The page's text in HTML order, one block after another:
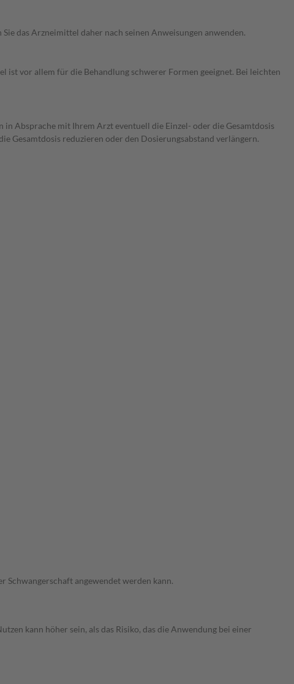
das Arzneimittel daher nach seinen Anweisungen anwenden.
ist vor allem für die Behandlung schwerer Formen geeignet. Bei leichten
Absprache mit Ihrem Arzt eventuell die Einzel- oder die Gesamtdosis
Gesamtdosis reduzieren oder den Dosierungsabstand verlängern.
Schwangerschaft angewendet werden kann.
kann höher sein, als das Risiko, das die Anwendung bei einer